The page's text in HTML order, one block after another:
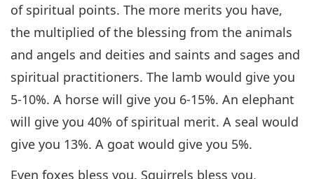
of spiritual points. The more merits you have,
the multiplied of the blessing from the animals
and angels and deities and saints and sages and
spiritual practitioners. The lamb would give you
5-10%. A horse will give you 6-15%. An elephant
will give you 40% of spiritual merit. A seal would
give you 13%. A goat would give you 5%.
Even foxes bless you. Squirrels bless you,